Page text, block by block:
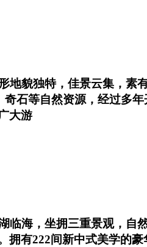
貌独特，佳景云集，素
石等自然资源，经过多
大游
海，坐拥三重景观，自
有222间新中式美学的